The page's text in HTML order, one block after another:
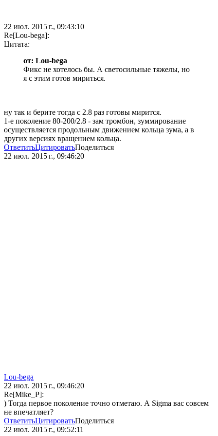
22 июл. 2015 г., 09:43:10
Re[Lou-bega]:
Цитата:
от: Lou-bega
Фикс не хотелось бы. А светосильные тяжелы, но
я с этим готов мириться.
ну так и берите тогда с 2.8 раз готовы мирится.
1-е поколение 80-200/2.8 - зам тромбон, зуммирование
осуществляется продольным движением кольца зума, а в
других версиях вращением кольца.
ОтветитьЦитироватьПоделиться
22 июл. 2015 г., 09:46:20
Lou-bega
22 июл. 2015 г., 09:46:20
Re[Mike_P]:
) Тогда первое поколение точно отметаю. А Sigma вас совсем
не впечатляет?
ОтветитьЦитироватьПоделиться
22 июл. 2015 г., 09:52:11